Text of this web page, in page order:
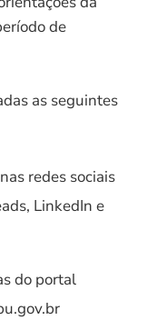
de
as seguintes
redes sociais
LinkedIn e
do portal